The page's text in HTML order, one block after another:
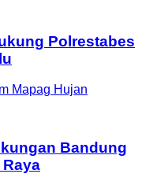
Polrestabes
Bandung